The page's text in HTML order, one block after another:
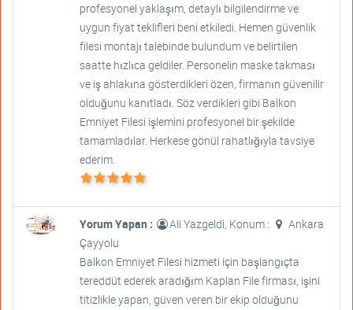
profesyonel yaklaşım, detaylı bilgilendirme ve
uygun fiyat teklifleri beni etkiledi. Hemen güvenlik
filesi montajı talebinde bulundum ve belirtilen
saatte hızlıca geldiler. Personelin maske takması
ve iş ahlakına gösterdikleri özen, firmanın güvenilir
olduğunu kanıtladı. Söz verdikleri gibi Balkon
Emniyet Filesi işlemini profesyonel bir şekilde
tamamladılar. Herkese gönül rahatlığıyla tavsiye
ederim.
Yorum Yapan : Ali Yazgeldi, Konum :
Ankara
Çayyolu
Balkon Emniyet Filesi hizmeti için başlangıçta
tereddüt ederek aradığım Kaplan File firması, işini
titizlikle yapan, güven veren bir ekip olduğunu